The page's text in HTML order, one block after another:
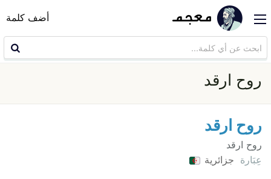
أضف كلمة
روح ارقد
روح ارقد
روح ارقد
عِبَارة جزائرية